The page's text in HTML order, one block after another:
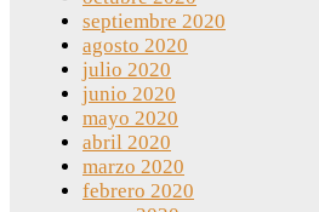
septiembre 2020
agosto 2020
julio 2020
junio 2020
mayo 2020
abril 2020
marzo 2020
febrero 2020